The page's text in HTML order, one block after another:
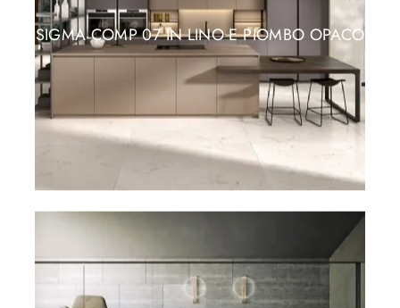
SIGMA COMP 07 IN LINO E PIOMBO OPACO